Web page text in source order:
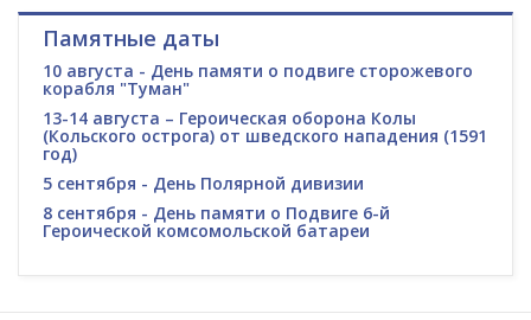
Памятные даты
10 августа - День памяти о подвиге сторожевого
корабля "Туман"
13-14 августа – Героическая оборона Колы
(Кольского острога) от шведского нападения (1591
год)
5 сентября - День Полярной дивизии
8 сентября - День памяти о Подвиге 6-й
Героической комсомольской батареи